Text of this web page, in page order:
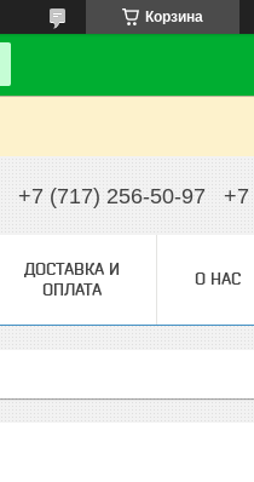
Корзина
+7 (717) 256-50-97 +7
ДОСТАВКА И
ОПЛАТА
О НАС